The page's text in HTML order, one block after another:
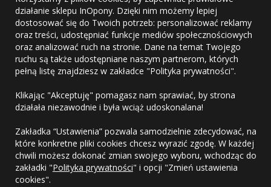
działanie sklepu InOpony. Dzięki nim możemy lepiej
dostosować się do Twoich potrzeb: personalizować reklamy
oraz treści, udostępniać funkcje mediów społecznościowych
oraz analizować ruch na stronie. Dane na temat Twojego
ruchu są także udostępniane naszym partnerom, których
pełną listę znajdziesz w zakładce "Polityka prywatności".
Klikając "Akceptuję" pomagasz nam sprawiać, by strona
działała niezawodnie i była wciąż udoskonalana!
Zakładka “Ustawienia” pozwala samodzielnie zdecydować, na
które konkretne pliki cookies chcesz wyrazić zgodę. W każdej
chwili możesz dokonać zmian swojego wyboru, wchodząc do
zakładki "Polityka prywatności" i opcji "Zmień ustawienia
cookies".
Telefon
Regulamin
Polityka prywatności